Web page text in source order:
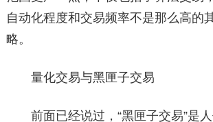
自动化程度和交易频率不是那么高的
略。
量化交易与黑匣子交易
前面已经说过，“黑匣子交易”是人